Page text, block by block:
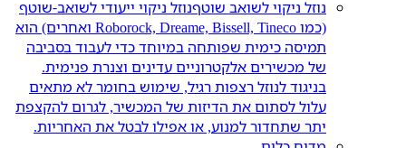
נוזל ניקוי לשואב שוטףנוזל ניקוי ייעודי לשואב-שוטף
(כמו Roborock, Dreame, Bissell, Tineco ואחרים) הוא
תמיסה כימית שפותחה במיוחד כדי לעבוד בסביבה
של מכשירים אלקטרוניים עדינים וצנרת פנימית.
בניגוד לנוזל רצפות רגיל, שימוש בחומר לא מתאים
עלול לסתום את הדיזות של המכשיר, לגרום להקצפת
יתר שתחדור למנוע, או אפילו לבטל את האחריות.